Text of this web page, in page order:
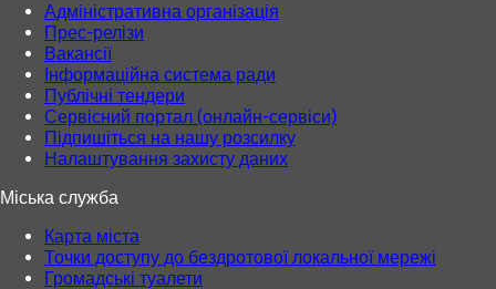
Адміністративна організація
Прес-релізи
Вакансії
Інформаційна система ради
Публічні тендери
Сервісний портал (онлайн-сервіси)
Підпишіться на нашу розсилку
Налаштування захисту даних
Міська служба
Карта міста
Точки доступу до бездротової локальної мережі
Громадські туалети